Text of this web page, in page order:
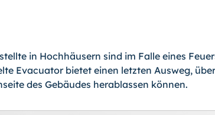
in Hochhäusern sind im Falle eines
Evacuator bietet einen letzten Ausweg,
des Gebäudes herablassen können.